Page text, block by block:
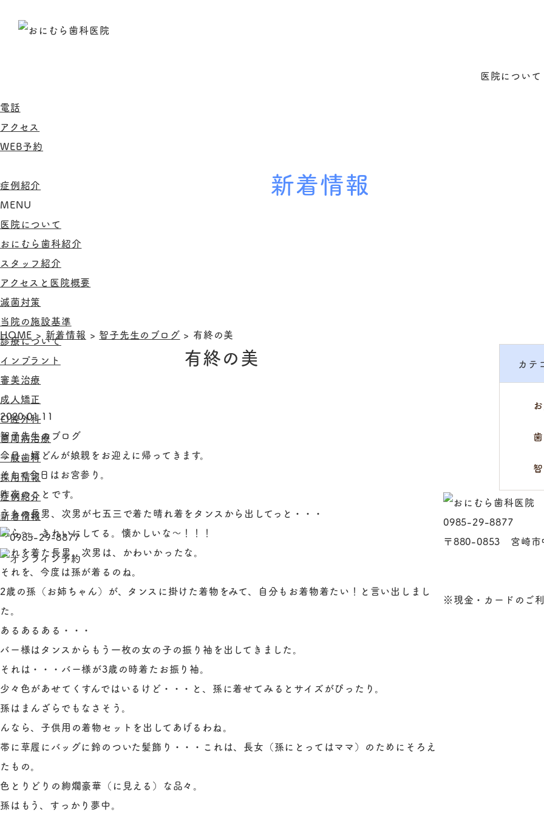
医院について
電話
アクセス
WEB予約
症例紹介
MENU
医院について
おにむら歯科紹介
スタッフ紹介
アクセスと医院概要
滅菌対策
当院の施設基準
診療について
インプラント
審美治療
成人矯正
口腔外科
歯周病治療
一般歯科
採用情報
症例紹介
新着情報
新着情報
HOME > 新着情報 > 智子先生のブログ > 有終の美
有終の美
2020.01.11
智子先生のブログ
今日、婿どんが娘親をお迎えに帰ってきます。
そして今日はお宮参り。
昨夜のことです。
うちの長男、次男が七五三で着た晴れ着をタンスから出してっと・・・
あら～、きれいにしてる。懐かしいな～！！！
これを着た長男、次男は、かわいかったな。
それを、今度は孫が着るのね。
2歳の孫（お姉ちゃん）が、タンスに掛けた着物をみて、自分もお着物着たい！と言い出しまし
た。
あるあるある・・・
バー様はタンスからもう一枚の女の子の振り袖を出してきました。
それは・・・バー様が3歳の時着たお振り袖。
少々色があせてくすんではいるけど・・・と、孫に着せてみるとサイズがぴったり。
孫はまんざらでもなさそう。
んなら、子供用の着物セットを出してあげるわね。
帯に草履にバッグに鈴のついた髪飾り・・・これは、長女（孫にとってはママ）のためにそろえ
たもの。
色とりどりの絢爛豪華（に見える）な品々。
孫はもう、すっかり夢中。
カテ
0985-29-8877
〒880-0853 宮崎市
※現金・カードのご利